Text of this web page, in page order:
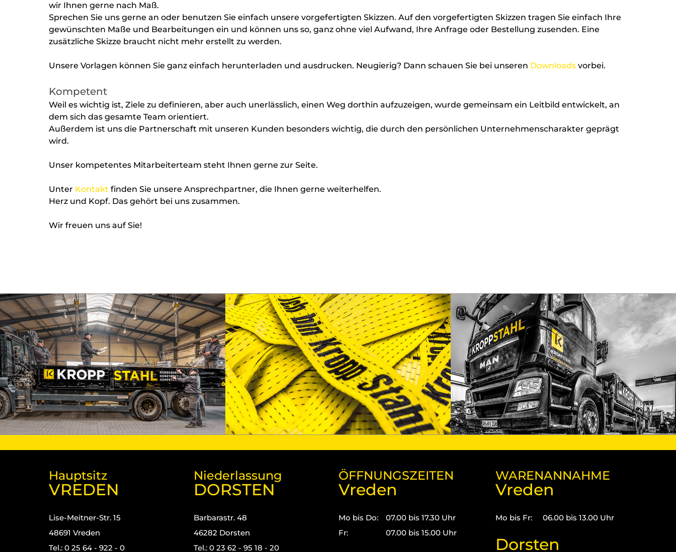
wir Ihnen gerne nach Maß.
Sprechen Sie uns gerne an oder benutzen Sie einfach unsere vorgefertigten Skizzen. Auf den vorgefertigten Skizzen tragen Sie einfach Ihre
gewünschten Maße und Bearbeitungen ein und können uns so, ganz ohne viel Aufwand, Ihre Anfrage oder Bestellung zusenden. Eine
zusätzliche Skizze braucht nicht mehr erstellt zu werden.
Unsere Vorlagen können Sie ganz einfach herunterladen und ausdrucken. Neugierig? Dann schauen Sie bei unseren Downloads vorbei.
Kompetent
Weil es wichtig ist, Ziele zu definieren, aber auch unerlässlich, einen Weg dorthin aufzuzeigen, wurde gemeinsam ein Leitbild entwickelt, an
dem sich das gesamte Team orientiert.
Außerdem ist uns die Partnerschaft mit unseren Kunden besonders wichtig, die durch den persönlichen Unternehmenscharakter geprägt
wird.
Unser kompetentes Mitarbeiterteam steht Ihnen gerne zur Seite.
Unter Kontakt finden Sie unsere Ansprechpartner, die Ihnen gerne weiterhelfen.
Herz und Kopf. Das gehört bei uns zusammen.
Wir freuen uns auf Sie!
Hauptsitz
VREDEN
Lise-Meitner-Str. 15
48691 Vreden
Tel.: 0 25 64 - 922 - 0
Niederlassung
DORSTEN
Barbarastr. 48
46282 Dorsten
Tel.: 0 23 62 - 95 18 - 20
ÖFFNUNGSZEITEN
Vreden
Mo bis Do:
Fr:
07.00 bis 17.30 Uhr
07.00 bis 15.00 Uhr
WARENANNAHME
Vreden
Mo bis Fr: 06.00 bis 13.00 Uhr
Dorsten